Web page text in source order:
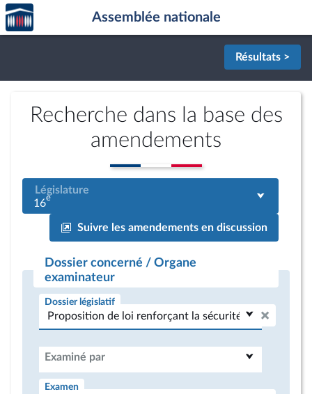
Aller au contenu
Aller en bas de la page
Accèder
à la
page
Assemblée nationale
Résultats >
Recherche dans la base des
amendements
Législature
16e
Suivre les amendements en discussion
Dossier concerné / Organe
examinateur
Dossier législatif
Examiné par
Examen